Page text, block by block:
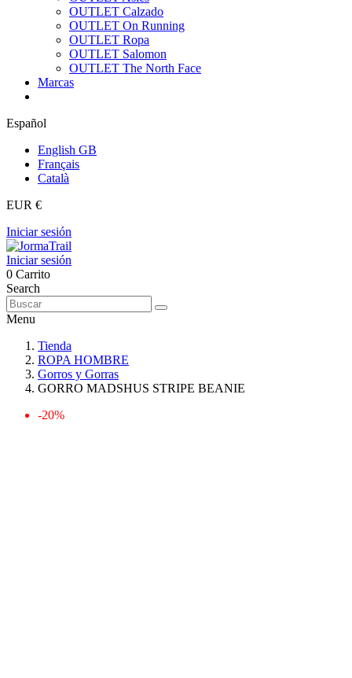
OUTLET Calzado
OUTLET On Running
OUTLET Ropa
OUTLET Salomon
OUTLET The North Face
Marcas
Español
English GB
Français
Català
EUR €
Iniciar sesión
Iniciar sesión
0 Carrito
Search
Menu
Tienda
ROPA HOMBRE
Gorros y Gorras
GORRO MADSHUS STRIPE BEANIE
-20%